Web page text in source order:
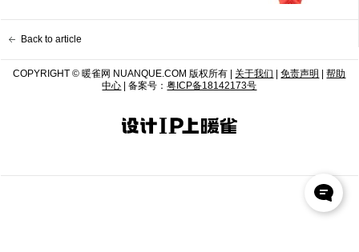
Back to article
COPYRIGHT © 暖雀网 NUANQUE.COM 版权所有 | 关于我们 |免责声明 |帮助
中心 | 备案号：粤ICP备18142173号